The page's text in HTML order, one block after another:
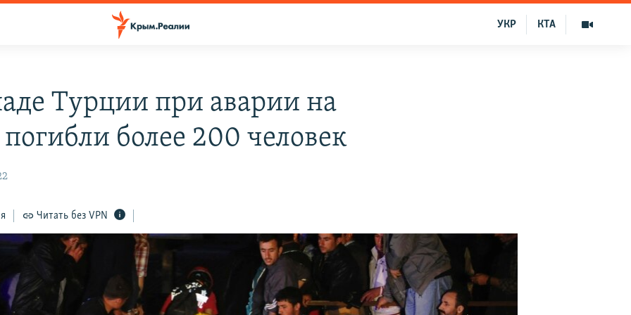
КТА
УКР
Турции при аварии на
более 200 человек
Читать без VPN